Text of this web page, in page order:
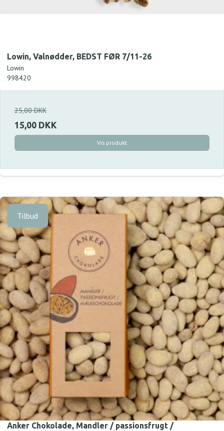
Lowin, Valnødder, BEDST FØR 7/11-26
Lowin
998420
25,00 DKK
15,00 DKK
Vis produkt
Tilbud
Anker Chokolade, Mandler / passionsfrugt /